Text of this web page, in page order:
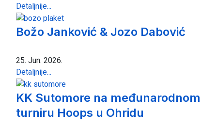
Detaljnije...
Božo Janković & Jozo Dabović
25. Jun. 2026.
Detaljnije...
KK Sutomore na međunarodnom
turniru Hoops u Ohridu